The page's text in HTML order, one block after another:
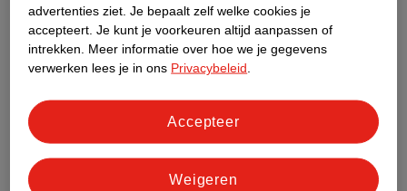
Hier lees je meer overde ontwikkeling van een dreumes
Zo groeit een peuter
kind wat minder snel dan eerst. Hij of zij groeit in deze twee jaar
ongeveer 17 cm en komt 4 tot 5 kilo aan.
Lengte en gewicht van kleuters
advertenties ziet. Je bepaalt zelf welke cookies je
accepteert. Je kunt je voorkeuren altijd aanpassen of
intrekken.
Meer informatie over hoe we je gegevens
verwerken lees je in ons Privacybeleid
Weigeren
Accepteer